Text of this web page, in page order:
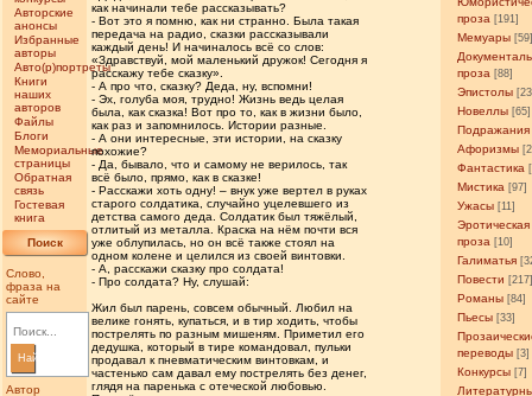
Авторские
анонсы
Избранные
авторы
Авто(р)портреты
Книги
наших
авторов
Файлы
Блоги
Мемориальные
страницы
Обратная
связь
Гостевая
книга
Поиск
Слово,
фраза на
сайте
Найти
Автор
проза [191]
Мемуары
проза [88]
Эпистолы
Новеллы [65]
Подражания
Афоризмы
Фантастика
Мистика [97]
Ужасы [11]
Эротическая
проза [10]
Галиматья
Повести
Романы [84]
Пьесы [33]
переводы [3]
Конкурсы [7]
как начинали тебе рассказывать?
- Вот это я помню, как ни странно. Была такая
передача на радио, сказки рассказывали
каждый день! И начиналось всё со слов:
«Здравствуй, мой маленький дружок! Сегодня я
расскажу тебе сказку».
- А про что, сказку? Деда, ну, вспомни!
- Эх, голуба моя, трудно! Жизнь ведь целая
была, как сказка! Вот про то, как в жизни было,
как раз и запомнилось. Истории разные.
- А они интересные, эти истории, на сказку
похожие?
- Да, бывало, что и самому не верилось, так
всё было, прямо, как в сказке!
- Расскажи хоть одну! – внук уже вертел в руках
старого солдатика, случайно уцелевшего из
детства самого деда. Солдатик был тяжёлый,
отлитый из металла. Краска на нём почти вся
уже облупилась, но он всё также стоял на
одном колене и целился из своей винтовки.
- А, расскажи сказку про солдата!
- Про солдата? Ну, слушай:
Жил был парень, совсем обычный. Любил на
велике гонять, купаться, и в тир ходить, чтобы
пострелять по разным мишеням. Приметил его
дедушка, который в тире командовал, пульки
продавал к пневматическим винтовкам, и
частенько сам давал ему пострелять без денег,
глядя на паренька с отеческой любовью.